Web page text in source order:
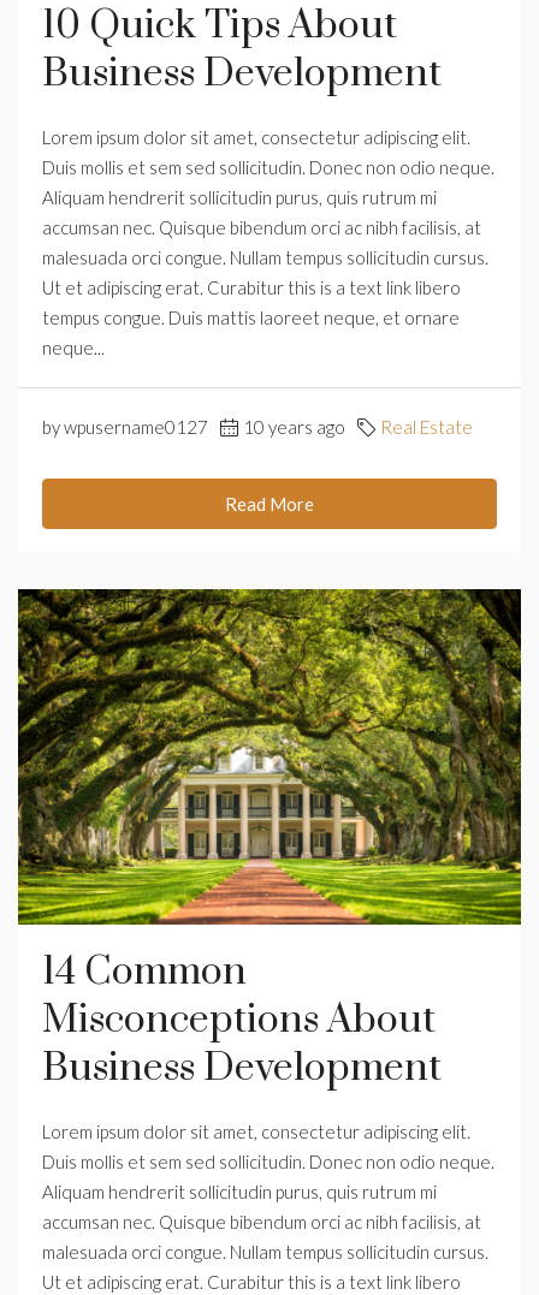
10 Quick Tips About
Business Development
Lorem ipsum dolor sit amet, consectetur adipiscing elit.
Duis mollis et sem sed sollicitudin. Donec non odio neque.
Aliquam hendrerit sollicitudin purus, quis rutrum mi
accumsan nec. Quisque bibendum orci ac nibh facilisis, at
malesuada orci congue. Nullam tempus sollicitudin cursus.
Ut et adipiscing erat. Curabitur this is a text link libero
tempus congue. Duis mattis laoreet neque, et ornare
neque...
by wpusername0127 10 years ago Real Estate
Read More
14 Common
Misconceptions About
Business Development
Lorem ipsum dolor sit amet, consectetur adipiscing elit.
Duis mollis et sem sed sollicitudin. Donec non odio neque.
Aliquam hendrerit sollicitudin purus, quis rutrum mi
accumsan nec. Quisque bibendum orci ac nibh facilisis, at
malesuada orci congue. Nullam tempus sollicitudin cursus.
Ut et adipiscing erat. Curabitur this is a text link libero